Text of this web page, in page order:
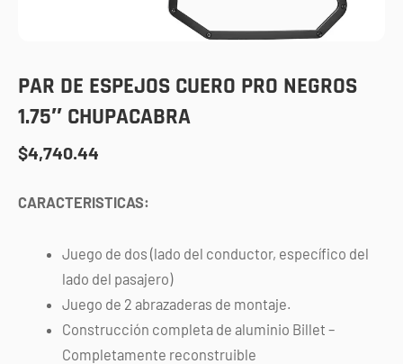
PAR DE ESPEJOS CUERO PRO NEGROS
1.75″ CHUPACABRA
$4,740.44
CARACTERISTICAS:
Juego de dos (lado del conductor, específico del
lado del pasajero)
Juego de 2 abrazaderas de montaje.
Construcción completa de aluminio Billet –
Completamente reconstruible